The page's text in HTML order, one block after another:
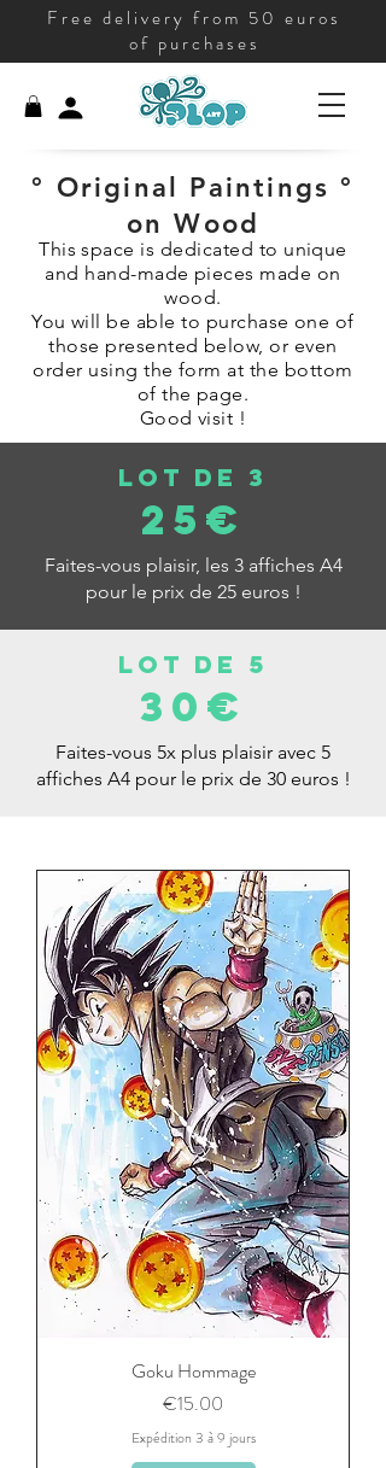
Free delivery from 50 euros
of purchases
° Original Paintings °
on Wood
This space is dedicated to unique
and hand-made pieces made on
wood.
You will be able to purchase one of
those presented below, or even
order using the form at the bottom
of the page.
Good visit !
Lot de 3
25€
Faites-vous plaisir, les 3 affiches A4
pour le prix de 25 euros !
LOt de 5
30€
Faites-vous 5x plus plaisir avec 5
affiches A4 pour le prix de 30 euros !
Goku Hommage
Price
€15.00
Expédition 3 à 9 jours